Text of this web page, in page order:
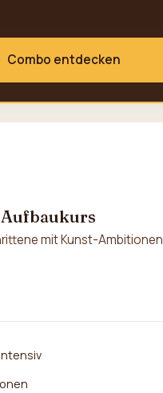
Combo entdecken
mit Kunst-Ambitionen